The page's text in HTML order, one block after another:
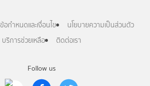
Follow us
ข้อกำหนดและเงื่อนไข
นโยบายความเป็นส่วนตัว
บริการช่วยเหลือ
ติดต่อเรา